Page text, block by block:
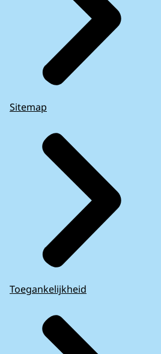
Sitemap
Toegankelijkheid